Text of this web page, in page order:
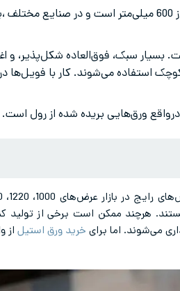
: معمولاً در بازه ضخامت 0.1 تا حدود 5 میلی‌متر قرار دارد. عرض تسمه اغلب کمتر از 600 میلی‌متر است
می‌شود که ضخامت‌شان کمتر از 0.1 میلی‌متر است. بسیار سبک، فوق‌العاده
استفاده می‌شوند. کار با فویل‌ها
ورق‌هایی بریده شده از رول است.
1000*2000، 1220*2440، 1250*2500 و 1500*6000 ابعاد رایج هستند. هرچند ممکن است
می‌شوند. اما برای خرید ورق استیل از